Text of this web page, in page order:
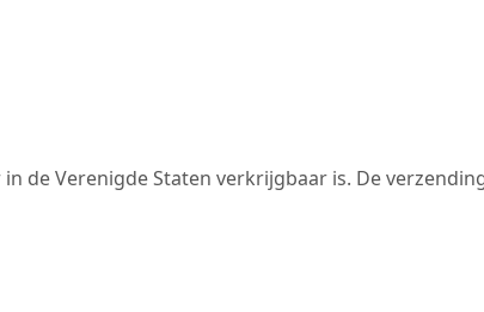
de Verenigde Staten verkrijgbaar is. De